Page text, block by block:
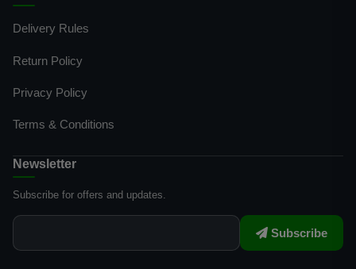
Delivery Rules
Return Policy
Privacy Policy
Terms & Conditions
Newsletter
Subscribe for offers and updates.
Subscribe